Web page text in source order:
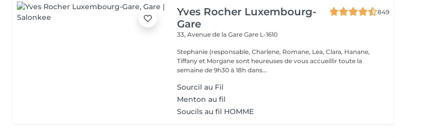
Yves Rocher Luxembourg-
Gare
849
33, Avenue de la GareGare L-1610
Stephanie (responsable, Charlene, Romane, Lea, Clara, Hanane,
Tiffany et Morgane sont heureuses de vous accueillir toute la
semaine de 9h30 à 18h dans...
Sourcil au Fil
Menton au fil
Soucils au fil HOMME